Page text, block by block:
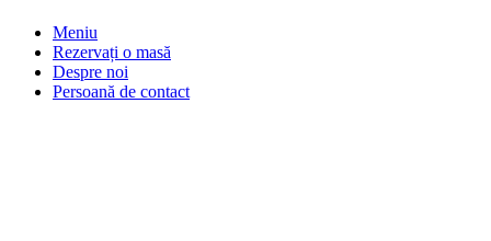
Meniu
Rezervați o masă
Despre noi
Persoană de contact